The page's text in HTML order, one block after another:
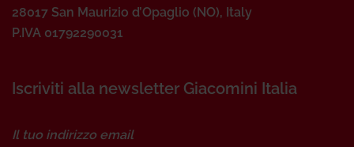
28017 San Maurizio d’Opaglio (NO), Italy
P.IVA 01792290031
Iscriviti alla newsletter Giacomini Italia